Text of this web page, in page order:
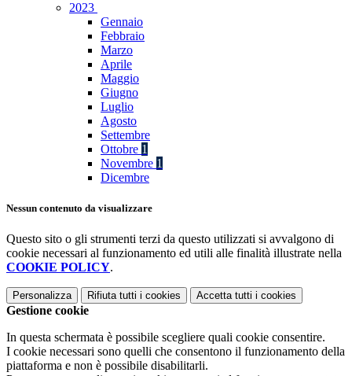
2023
Gennaio
Febbraio
Marzo
Aprile
Maggio
Giugno
Luglio
Agosto
Settembre
Ottobre 1
Novembre 1
Dicembre
Nessun contenuto da visualizzare
Questo sito o gli strumenti terzi da questo utilizzati si avvalgono di
cookie necessari al funzionamento ed utili alle finalità illustrate nella
COOKIE POLICY.
Personalizza Rifiuta tutti i cookies Accetta tutti i cookies
Gestione cookie
In questa schermata è possibile scegliere quali cookie consentire.
I cookie necessari sono quelli che consentono il funzionamento della
piattaforma e non è possibile disabilitarli.